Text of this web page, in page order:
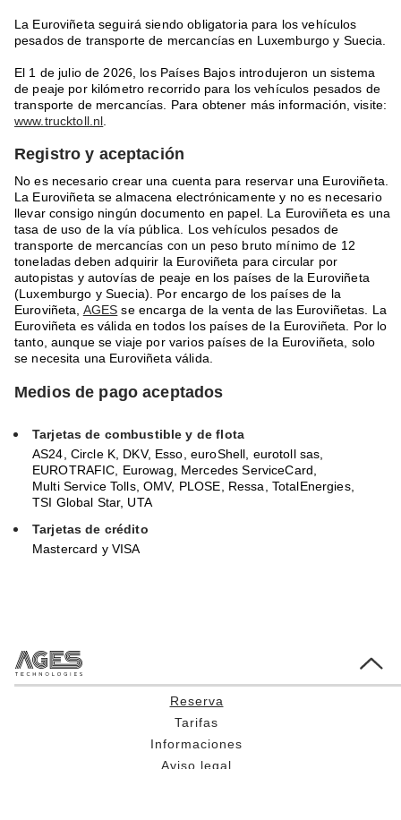
La Euroviñeta seguirá siendo obligatoria para los vehículos
pesados de transporte de mercancías en Luxemburgo y Suecia.
El 1 de julio de 2026, los Países Bajos introdujeron un sistema
de peaje por kilómetro recorrido para los vehículos pesados de
transporte de mercancías. Para obtener más información, visite:
www.trucktoll.nl
Registro y aceptación
No es necesario crear una cuenta para reservar una Euroviñeta.
La Euroviñeta se almacena electrónicamente y no es necesario
llevar consigo ningún documento en papel. La Euroviñeta es una
tasa de uso de la vía pública. Los vehículos pesados de
transporte de mercancías con un peso bruto mínimo de 12
toneladas deben adquirir la Euroviñeta para circular por
autopistas y autovías de peaje en los países de la Euroviñeta
(Luxemburgo y Suecia). Por encargo de los países de la
Euroviñeta, AGES se encarga de la venta de las Euroviñetas. La
Euroviñeta es válida en todos los países de la Euroviñeta. Por lo
tanto, aunque se viaje por varios países de la Euroviñeta, solo
se necesita una Euroviñeta válida.
Medios de pago aceptados
Tarjetas de combustible y de flota
AS24, Circle K, DKV, Esso, euroShell, eurotoll sas,
EUROTRAFIC, Eurowag, Mercedes ServiceCard,
Multi Service Tolls, OMV, PLOSE, Ressa, TotalEnergies,
TSI Global Star, UTA
Tarjetas de crédito
Mastercard y VISA
Go to Top
Reserva
Tarifas
Informaciones
Aviso legal